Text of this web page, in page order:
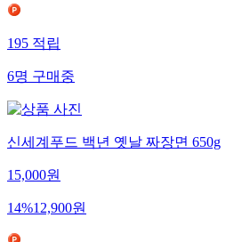
195적립
6명구매중
신세계푸드 백년 옛날 짜장면 650g
15,000원
14%12,900원